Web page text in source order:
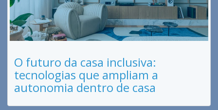
O futuro da casa inclusiva:
tecnologias que ampliam a
autonomia dentro de casa